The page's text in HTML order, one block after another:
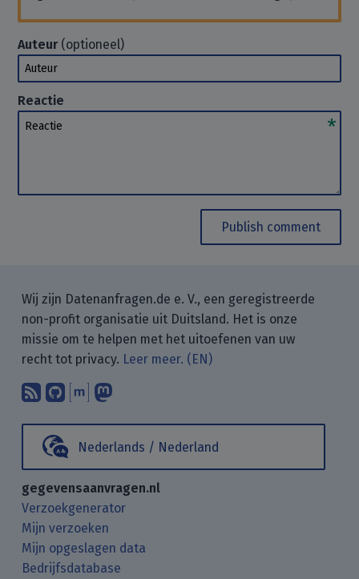
Auteur(optioneel)
Auteur
Reactie
Reactie
Publish comment
Wij zijn Datenanfragen.de e. V., een geregistreerde
non-profit organisatie uit Duitsland. Het is onze
missie om te helpen met het uitoefenen van uw
recht tot privacy. Leer meer. (EN)
Abonneer op onze blogposts met
Vind ons op GitHub.
Praat met ons via Matrix.
Nederlands / Nederland
gegevensaanvragen.nl
Verzoekgenerator
Mijn verzoeken
Mijn opgeslagen data
Bedrijfsdatabase